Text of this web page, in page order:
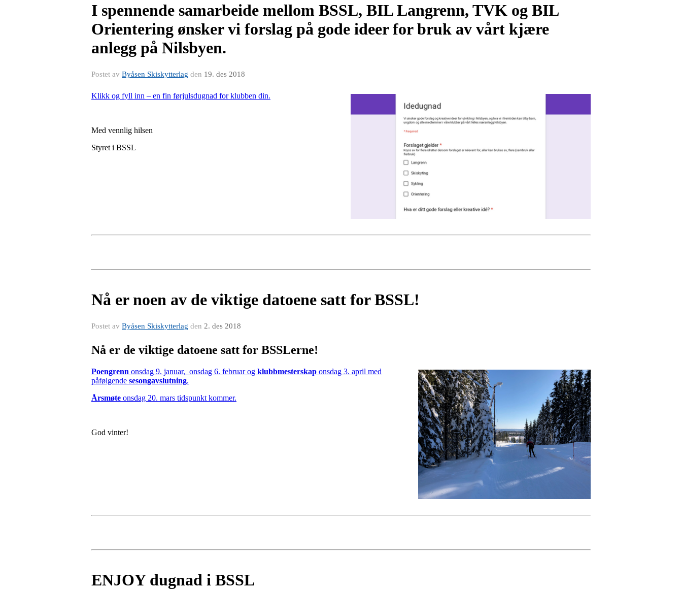
I spennende samarbeide mellom BSSL, BIL Langrenn, TVK og BIL
Orientering ønsker vi forslag på gode ideer for bruk av vårt kjære
anlegg på Nilsbyen.
Postet av Byåsen Skiskytterlag den 19. des 2018
Klikk og fyll inn – en fin førjulsdugnad for klubben din.
Med vennlig hilsen
Styret i BSSL
Nå er noen av de viktige datoene satt for BSSL!
Postet av Byåsen Skiskytterlag den 2. des 2018
Nå er de viktige datoene satt for BSSLerne!
Poengrenn onsdag 9. januar, onsdag 6. februar og klubbmesterskap onsdag 3. april med
påfølgende sesongavslutning.
Årsmøte onsdag 20. mars tidspunkt kommer.
God vinter!
ENJOY dugnad i BSSL